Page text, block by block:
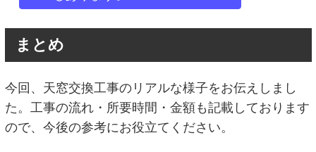
まとめ
今回、天窓交換工事のリアルな様子をお伝えしまし
た。工事の流れ・所要時間・金額も記載しております
ので、今後の参考にお役立てください。